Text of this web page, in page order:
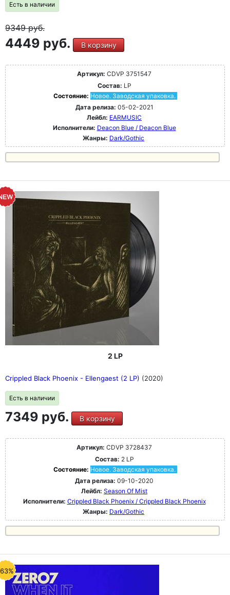
Есть в наличии
9349руб.
4449 руб. В корзину
Артикул: CDVP 3751547
Состав: LP
Состояние: Новое. Заводская упаковка.
Дата релиза: 05-02-2021
Лейбл: EARMUSIC
Исполнители: Deacon Blue / Deacon Blue
Жанры: Dark/Gothic
2 LP
Crippled Black Phoenix - Ellengaest (2 LP) (2020)
Есть в наличии
7349 руб. В корзину
Артикул: CDVP 3728437
Состав: 2 LP
Состояние: Новое. Заводская упаковка.
Дата релиза: 09-10-2020
Лейбл: Season Of Mist
Исполнители: Crippled Black Phoenix / Crippled Black Phoenix
Жанры: Dark/Gothic